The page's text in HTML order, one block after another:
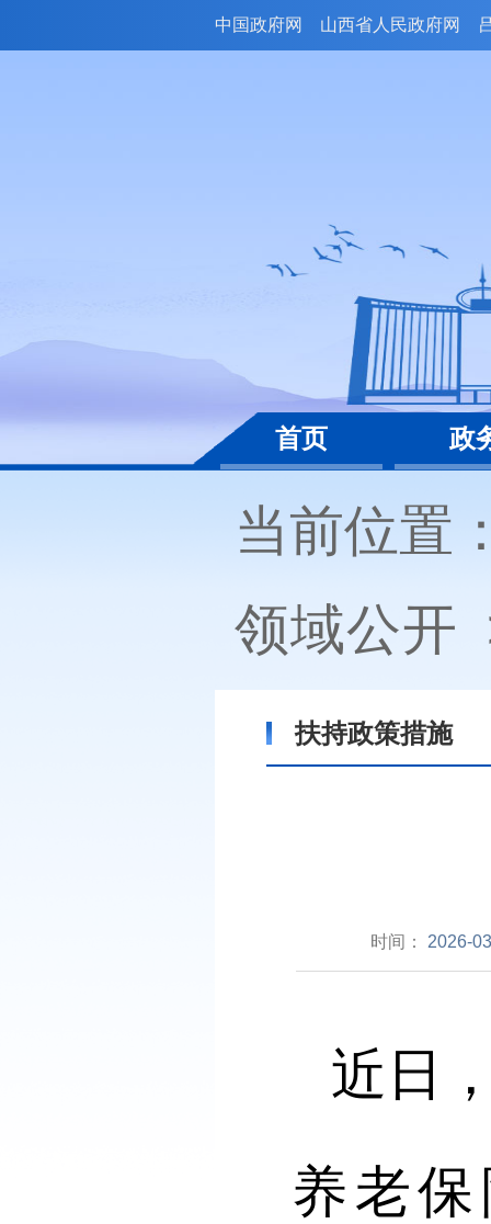
中国政府网 山西省人民政府网
首页 政
当前位置
领域公开
扶持政策措施
时间： 2026-
近日
养老